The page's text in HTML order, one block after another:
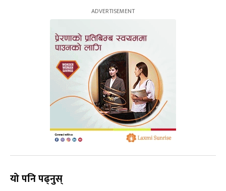
यो पनि पढ्नुस्